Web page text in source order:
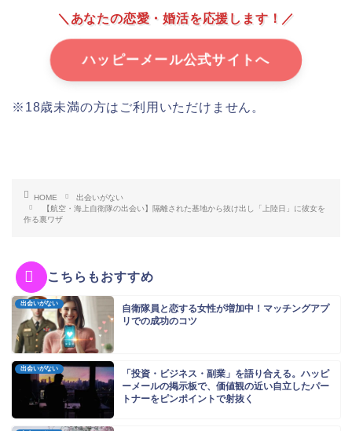
＼あなたの恋愛・婚活を応援します！／
ハッピーメール公式サイトへ
※18歳未満の方はご利用いただけません。
HOME
出会いがない
【航空・海上自衛隊の出会い】隔離された基地から抜け出し「上陸日」に彼女を
作る裏ワザ
こちらもおすすめ
出会いがない
自衛隊員と恋する女性が増加中！マッチングアプ
リでの成功のコツ
出会いがない
「投資・ビジネス・副業」を語り合える。ハッピ
ーメールの掲示板で、価値観の近い自立したパー
トナーをピンポイントで射抜く